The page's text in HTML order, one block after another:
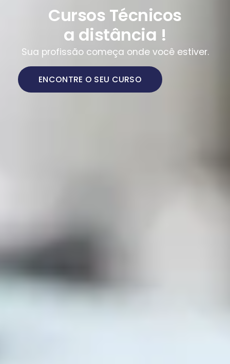
Cursos Técnicos
a distância !
Sua profissão começa onde você estiver.
ENCONTRE O SEU CURSO